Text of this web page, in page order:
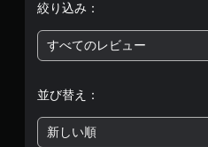
絞り込み：
すべてのレビュー
並び替え：
新しい順